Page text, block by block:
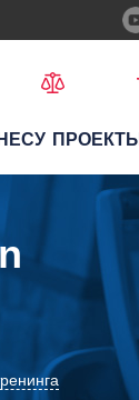
ПРОЕКТЫ